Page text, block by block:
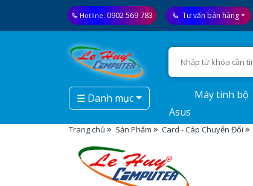
Hotline: 0902 569 783 Tư vấn bán hàng
☰ Danh mục
Máy tính bộ
Asus
Trang chủ Sản Phẩm Card - Cáp Chuyển Đổi